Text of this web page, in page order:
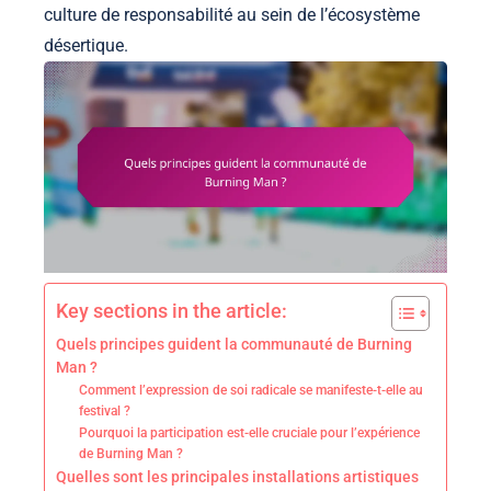
culture de responsabilité au sein de l’écosystème
désertique.
Key sections in the article:
Quels principes guident la communauté de Burning
Man ?
Comment l’expression de soi radicale se manifeste-t-elle au
festival ?
Pourquoi la participation est-elle cruciale pour l’expérience
de Burning Man ?
Quelles sont les principales installations artistiques